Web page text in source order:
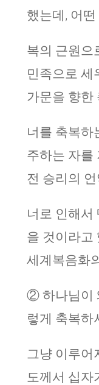
했는데, 어
복의 근원으
민족으로 세
가문을 향한
너를 축복하
주하는 자를
전 승리의
너로 인해서
을 것이라고
세계복음화
② 하나님이
렇게 축복하
그냥 이루어
도께서 십자